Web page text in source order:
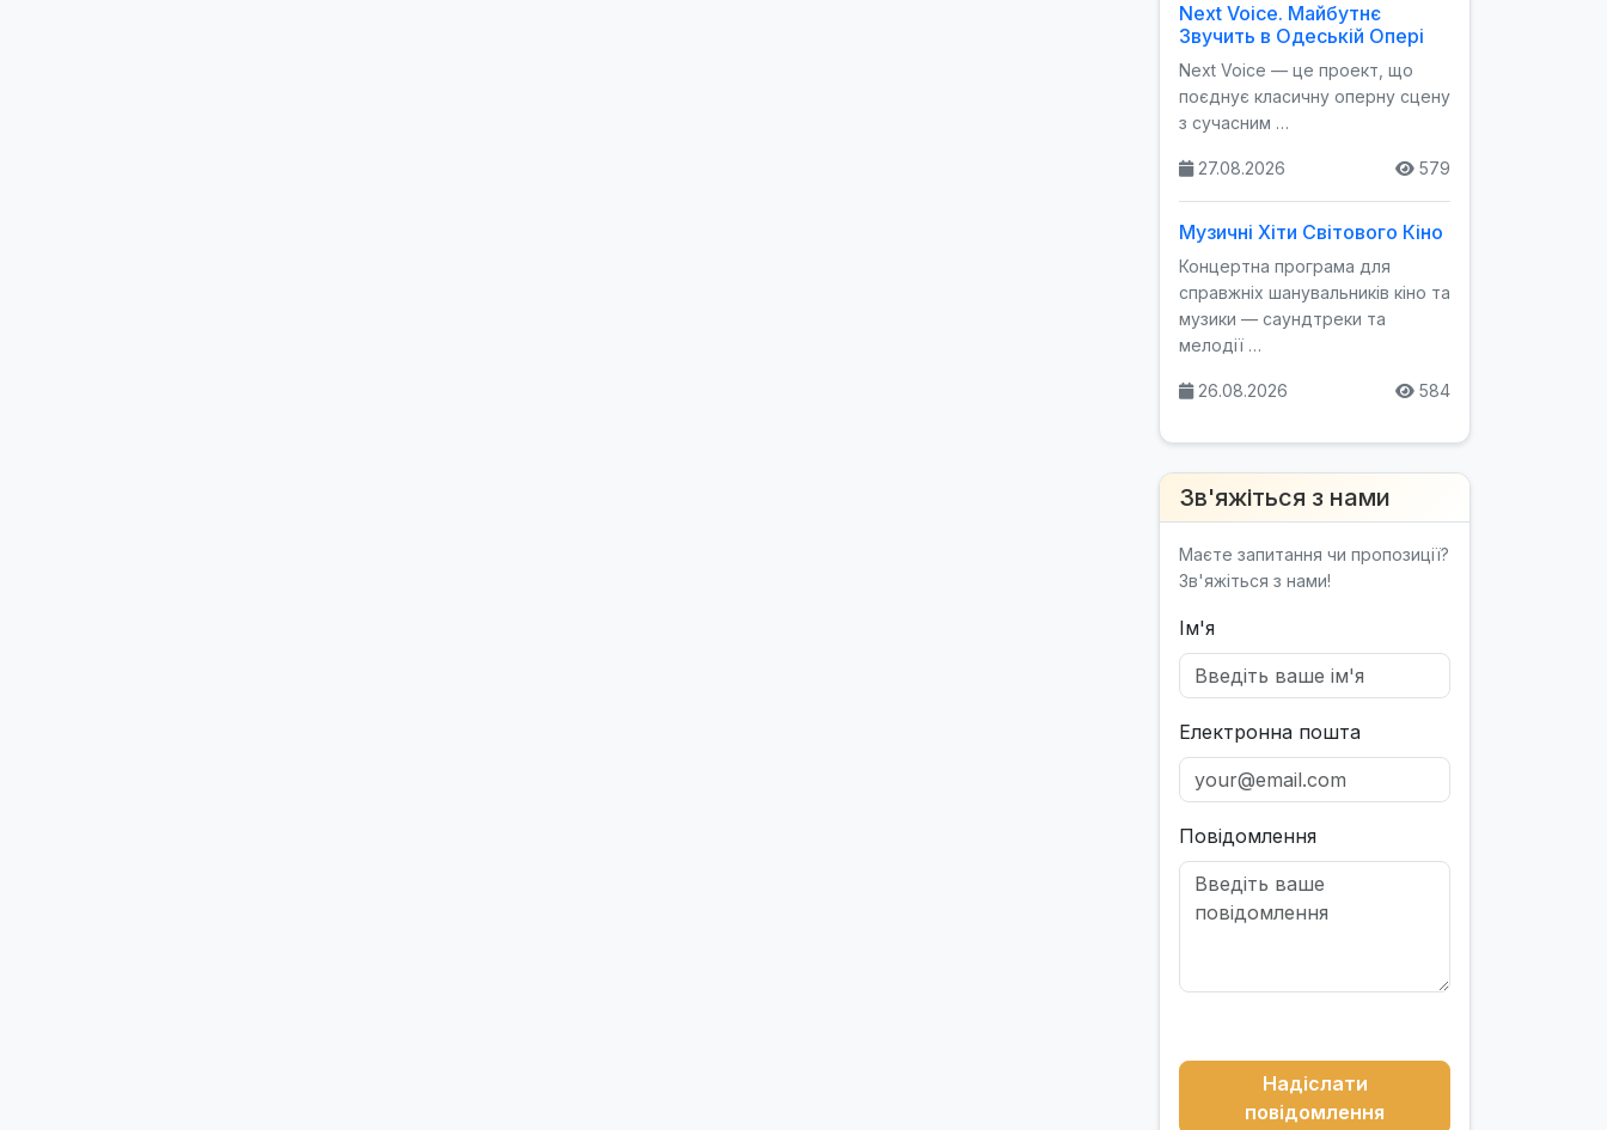
Next Voice. Майбутнє
Звучить в Одеській Опері
Next Voice — це проект, що
поєднує класичну оперну сцену
з сучасним …
27.08.2026 579
Музичні Хіти Світового Кіно
Концертна програма для
справжніх шанувальників кіно та
музики — саундтреки та
мелодії …
26.08.2026 584
Зв'яжіться з нами
Маєте запитання чи пропозиції?
Зв'яжіться з нами!
Ім'я
Електронна пошта
Повідомлення
Надіслати
повідомлення